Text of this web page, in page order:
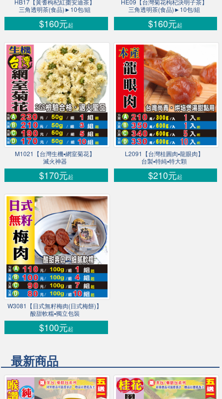
三角透明茶(食品)►10包/組
$160元起
三角透明茶(食品)►10包/組
$160元起
M1021【台灣生機▪網室菊花】
滅火神器
$170元起
L2091【台灣桂圓肉▪龍眼肉】
台製▪特純▪特大顆
$210元起
W3081【日式無籽梅肉(日式梅餅)】
酸甜軟糯▪獨立包裝
$100元起
最新商品